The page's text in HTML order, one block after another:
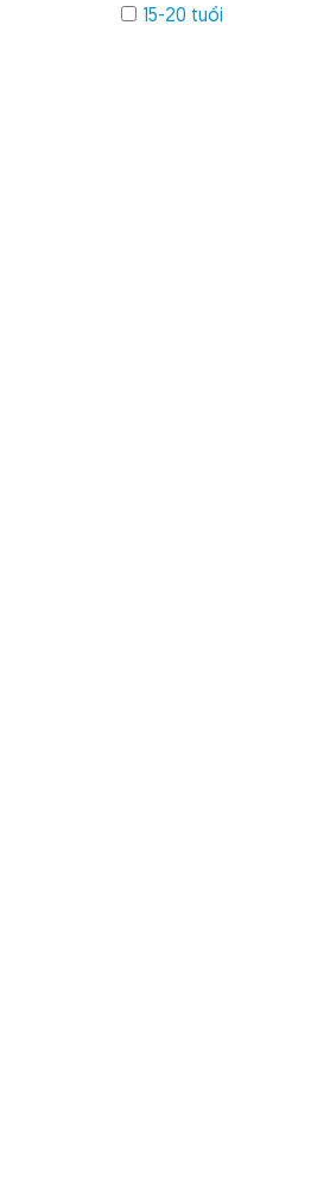
15-20 tuổi